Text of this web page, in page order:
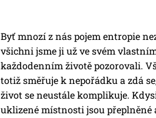
Byť mnozí z nás pojem entropie
všichni jsme ji už ve svém
každodenním životě pozorovali.
totiž směřuje k nepořádku a zdá
život se neustále komplikuje.
uklizené místnosti jsou přeplněné